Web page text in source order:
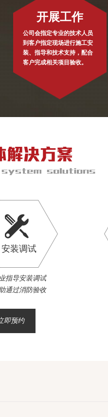
开展工作
公司会指定专业的技术人员
到客户指定现场进行施工安
装、指导和技术支持，配合
客户完成相关项目验收。
安装调试
指导安装调试
通过消防验收
即预约